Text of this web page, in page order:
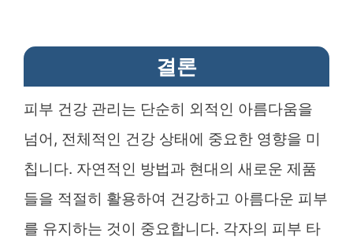
결론
피부 건강 관리는 단순히 외적인 아름다움을
넘어, 전체적인 건강 상태에 중요한 영향을 미
칩니다. 자연적인 방법과 현대의 새로운 제품
들을 적절히 활용하여 건강하고 아름다운 피부
를 유지하는 것이 중요합니다. 각자의 피부 타